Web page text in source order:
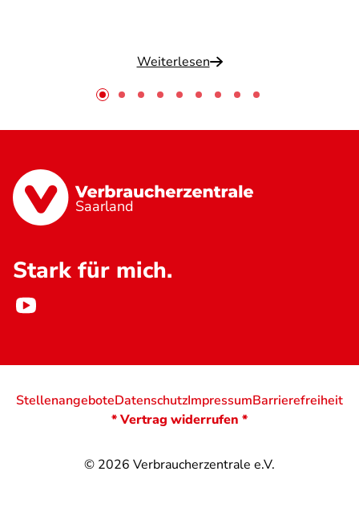
Weiterlesen
Saarland
Stark für mich.
© 2026 Verbraucherzentrale e.V.
StellenangeboteDatenschutzImpressumBarrierefreiheit
* Vertrag widerrufen *